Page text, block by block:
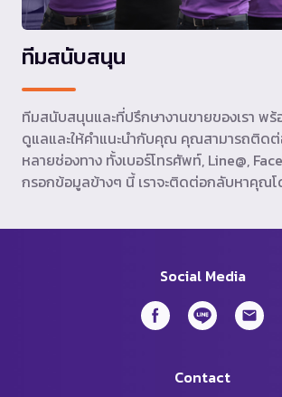
ทีมสนับสนุน
ทีมสนับสนุนและที่ปรึกษางานขายของเรา พร้
ดูแลและให้คำแนะนำกับคุณ คุณสามารถติดต่
หลายช่องทาง ทั้งเบอร์โทรศัพท์, Line@,
กรอกข้อมูลข้างๆ นี้ เราจะติดต่อกลับหาคุณโ
Social Media
Contact